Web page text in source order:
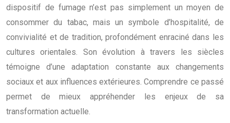
dispositif de fumage n’est pas simplement un moyen de
consommer du tabac, mais un symbole d’hospitalité, de
convivialité et de tradition, profondément enraciné dans les
cultures orientales. Son évolution à travers les siècles
témoigne d’une adaptation constante aux changements
sociaux et aux influences extérieures. Comprendre ce passé
permet de mieux appréhender les enjeux de sa
transformation actuelle.